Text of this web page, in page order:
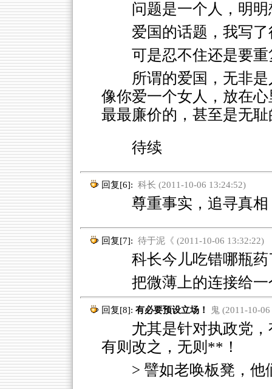
问题是一个人，明
爱国的话题，我写
可是忍不住还是要重
所谓的爱国，无非
像你爱一个女人，放在
最最廉价的，甚至是无耻
待续
回复[6]: 科长 (2011-10-06 13:24:52)
尊重事实，追寻真相
回复[7]: 待于泥《 (2011-10-06 13:32:22)
科长今儿吃错哪瓶药
把微薄上的连接给
回复[8]: 有必要预设立场！ 鬼 (2011-10-
尤其是针对执政党，
有则改之，无则**！
> 譬如老唤板凳，